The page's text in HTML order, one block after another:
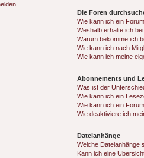
Die Foren
Wie kann ich ein
Weshalb erhalte ich
Warum bekomme ich
Wie kann ich nach
Wie kann ich meine
Abonnements und
Was ist der
Wie kann ich ein
Wie kann ich ein
Wie deaktiviere ich
Dateianhänge
Welche Dateianhänge
Kann ich eine